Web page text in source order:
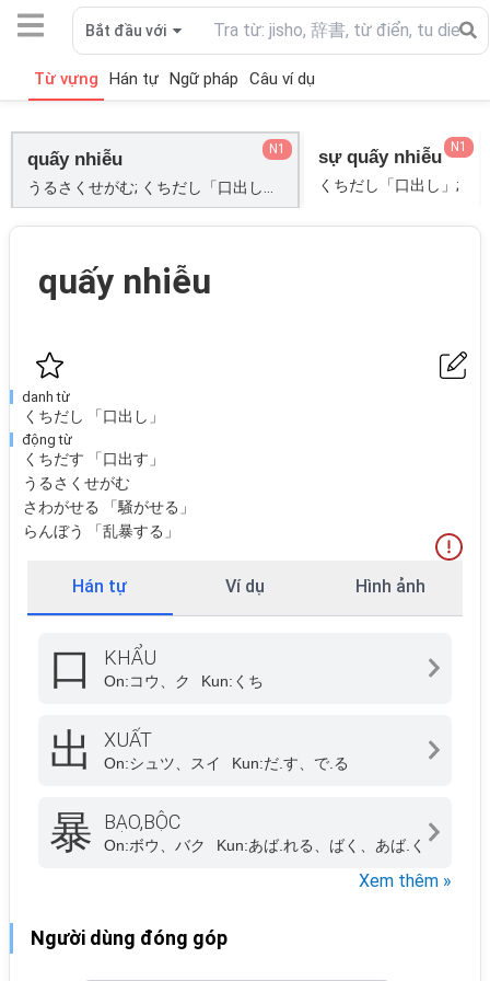
Bắt đầu với
Từ vựng Hán tự Ngữ pháp Câu ví dụ
quấy nhiễu N1 sự quấy nhiễu
くちだし「口出し」;
N1
quấy nhiễu
danh từ
くちだし 「口出し」
động từ
くちだす 「口出す」
うるさくせがむ
さわがせる 「騒がせる」
らんぼう 「乱暴する」
Hán tự Ví dụ Hình ảnh
口 KHẨU
On:コウ、ク Kun: くち
出 XUẤT
On:シュツ、スイ Kun:だ.す、で.る
暴 BẠO,BỘC
On:ボウ、バク Kun:あば.れる、ばく、あば.く
Xem thêm »
Người dùng đóng góp